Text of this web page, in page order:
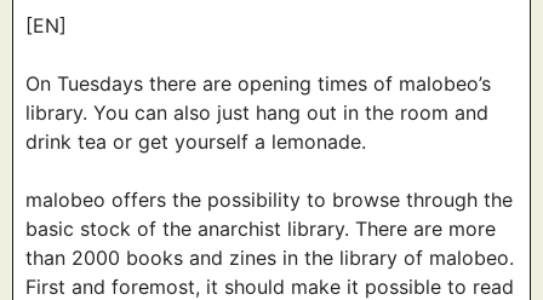
[EN]
On Tuesdays there are opening times of malobeo’s
library. You can also just hang out in the room and
drink tea or get yourself a lemonade.
malobeo offers the possibility to browse through the
basic stock of the anarchist library. There are more
than 2000 books and zines in the library of malobeo.
First and foremost, it should make it possible to read